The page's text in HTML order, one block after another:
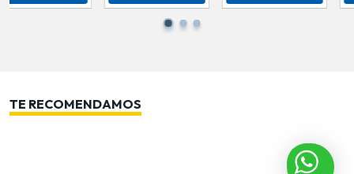
TE RECOMENDAMOS